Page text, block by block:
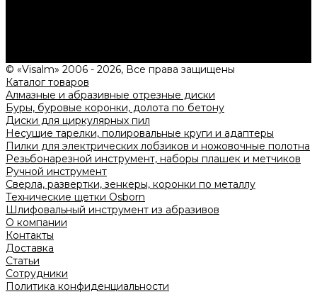
© «Visalm» 2006 - 2026, Все права защищены
Каталог товаров
Алмазные и абразивные отрезные диски
Буры, буровые коронки, долота по бетону
Диски для циркулярных пил
Несущие тарелки, полировальные круги и адаптеры
Пилки для электрических лобзиков и ножовочные полотна
Резьбонарезной инструмент, наборы плашек и метчиков
Ручной инструмент
Сверла, развертки, зенкеры, коронки по металлу
Технические щетки Osborn
Шлифовальный инструмент из абразивов
О компании
Контакты
Доставка
Статьи
Сотрудники
Политика конфиденциальности